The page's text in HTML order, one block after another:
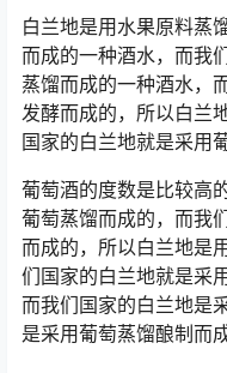
白兰地是用水果原料蒸
而成的一种酒水，而我
蒸馏而成的一种酒水，
发酵而成的，所以白兰
国家的白兰地就是采用
葡萄酒的度数是比较高
葡萄蒸馏而成的，而我
而成的，所以白兰地是
们国家的白兰地就是采
而我们国家的白兰地是
是采用葡萄蒸馏酿制而成